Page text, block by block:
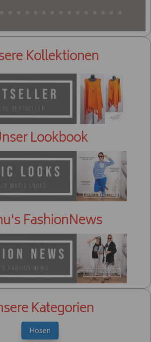
Kollektionen
Lookbook
FashionNews
Kategorien
Hosen